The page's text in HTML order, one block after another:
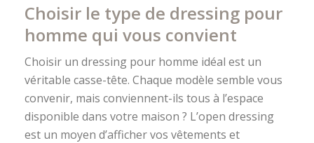
Choisir le type de dressing pour
homme qui vous convient
Choisir un dressing pour homme idéal est un
véritable casse-tête. Chaque modèle semble vous
convenir, mais conviennent-ils tous à l’espace
disponible dans votre maison ? L’open dressing
est un moyen d’afficher vos vêtements et